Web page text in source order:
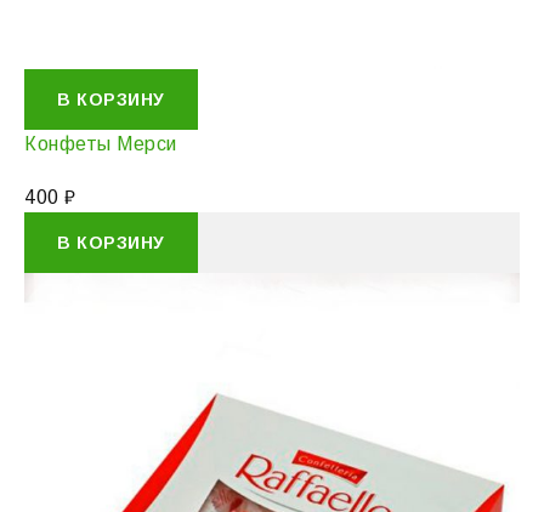
В КОРЗИНУ
Конфеты Мерси
400 ₽
В КОРЗИНУ